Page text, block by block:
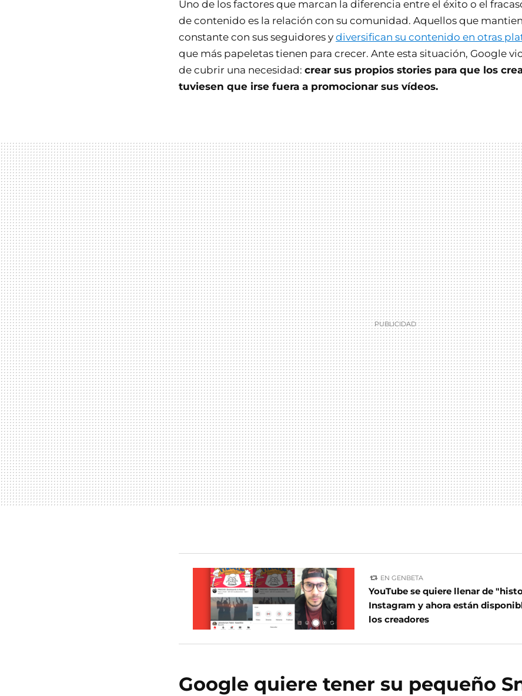
Uno de los factores que marcan la diferencia entre el éxito o el
de contenido es la relación con su comunidad. Aquellos que
constante con sus seguidores y diversifican su contenido en otras
que más papeletas tienen para crecer. Ante esta situación, Google
de cubrir una necesidad: crear sus propios stories para que los
tuviesen que irse fuera a promocionar sus vídeos.
EN GENBETA
YouTube se quiere llenar de
Instagram y ahora están
los creadores
Google quiere tener su pequeño